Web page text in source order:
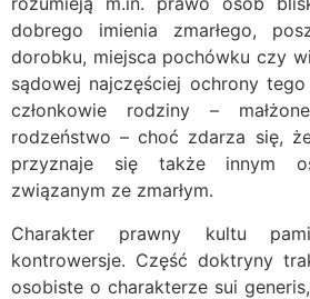
dobrego imienia zmarłego,
dorobku, miejsca pochówku czy
sądowej najczęściej ochrony
członkowie rodziny –
rodzeństwo – choć zdarza się,
przyznaje się także innym
związanym ze zmarłym.
Charakter prawny kultu
kontrowersje. Część doktryny
osobiste o charakterze sui